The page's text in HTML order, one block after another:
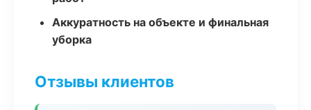
Аккуратность на объекте и финальная
уборка
Отзывы клиентов